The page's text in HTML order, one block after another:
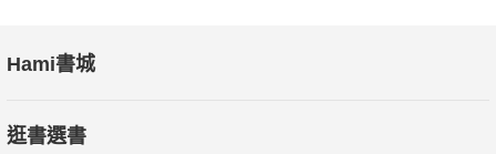
Hami書城
逛書選書